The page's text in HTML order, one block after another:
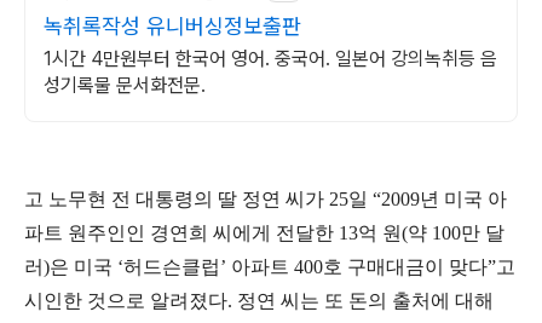
녹취록작성 유니버싱정보출판
1시간 4만원부터 한국어 영어. 중국어. 일본어 강의녹취등 음
성기록물 문서화전문.
고 노무현 전 대통령의 딸 정연 씨가 25일 “2009년 미국 아
파트 원주인인 경연희 씨에게 전달한 13억 원(약 100만 달
러)은 미국 ‘허드슨클럽’ 아파트 400호 구매대금이 맞다”고
시인한 것으로 알려졌다. 정연 씨는 또 돈의 출처에 대해